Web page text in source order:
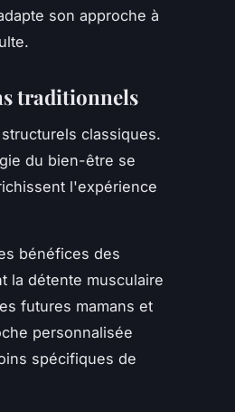
son approche à
traditionnels
classiques.
du bien-être se
l'expérience
bénéfices des
la détente musculaire
futures mamans et
personnalisée
spécifiques de